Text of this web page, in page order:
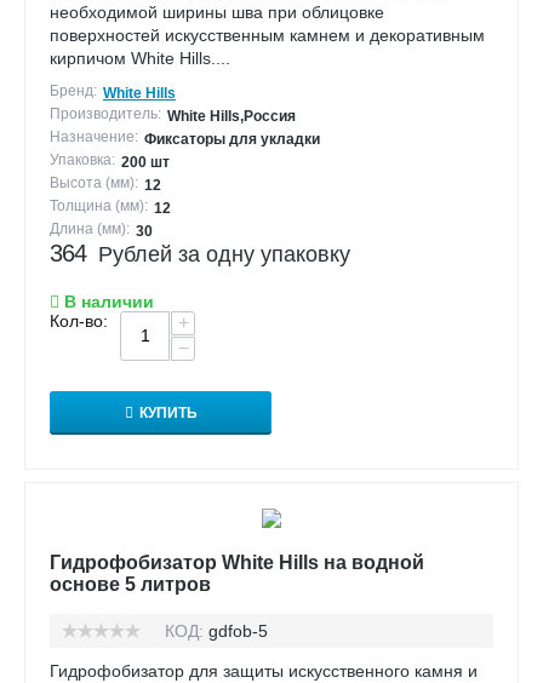
необходимой ширины шва при облицовке
поверхностей искусственным камнем и декоративным
кирпичом White Hills....
Бренд: White Hills
Производитель: White Hills,Россия
Назначение: Фиксаторы для укладки
Упаковка: 200 шт
Высота (мм): 12
Толщина (мм): 12
Длина (мм): 30
364 Рублей за одну упаковку
В наличии
Кол-во:
+
−
КУПИТЬ
Гидрофобизатор White Hills на водной
основе 5 литров
КОД: gdfob-5
Гидрофобизатор для защиты искусственного камня и